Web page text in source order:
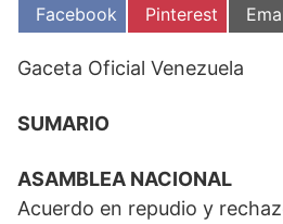
Compartir
en
Facebook
Compartir
en
Pinterest
en
Gaceta Oficial Venezuela
SUMARIO
ASAMBLEA NACIONAL
Acuerdo en repudio y